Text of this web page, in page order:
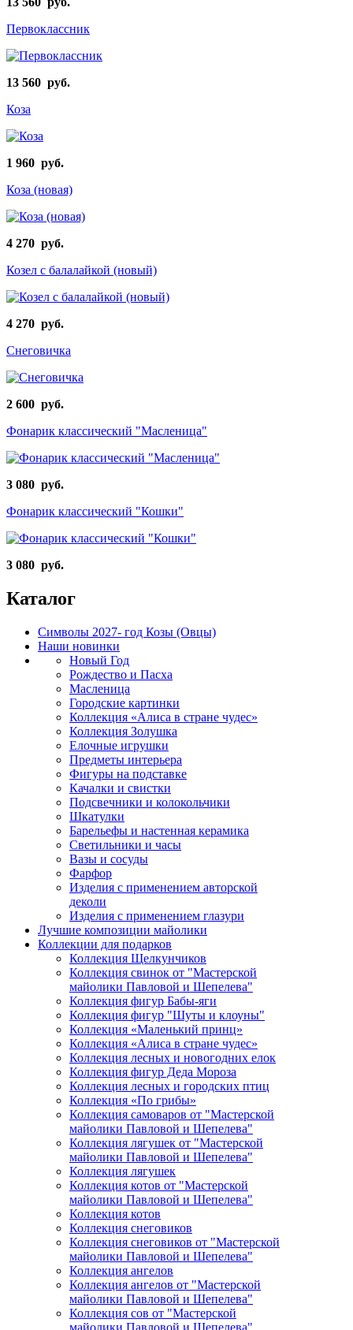
Первоклассник
13 560 руб.
Коза
1 960 руб.
Коза (новая)
4 270 руб.
Козел с балалайкой (новый)
4 270 руб.
Снеговичка
2 600 руб.
Фонарик классический "Масленица"
3 080 руб.
Фонарик классический "Кошки"
3 080 руб.
Каталог
Символы 2027- год Козы (Овцы)
Наши новинки
Новый Год
Рождество и Пасха
Масленица
Городские картинки
Коллекция «Алиса в стране чудес»
Коллекция Золушка
Елочные игрушки
Предметы интерьера
Фигуры на подставке
Качалки и свистки
Подсвечники и колокольчики
Шкатулки
Барельефы и настенная керамика
Светильники и часы
Вазы и сосуды
Фарфор
Изделия с применением авторской
деколи
Изделия с применением глазури
Лучшие композиции майолики
Коллекции для подарков
Коллекция Щелкунчиков
Коллекция свинок от "Мастерской
майолики Павловой и Шепелева"
Коллекция фигур Бабы-яги
Коллекция фигур "Шуты и клоуны"
Коллекция «Маленький принц»
Коллекция «Алиса в стране чудес»
Коллекция лесных и новогодних елок
Коллекция фигур Деда Мороза
Коллекция лесных и городских птиц
Коллекция «По грибы»
Коллекция самоваров от "Мастерской
майолики Павловой и Шепелева"
Коллекция лягушек от "Мастерской
майолики Павловой и Шепелева"
Коллекция лягушек
Коллекция котов от "Мастерской
майолики Павловой и Шепелева"
Коллекция котов
Коллекция снеговиков
Коллекция снеговиков от "Мастерской
майолики Павловой и Шепелева"
Коллекция ангелов
Коллекция ангелов от "Мастерской
майолики Павловой и Шепелева"
Коллекция сов от "Мастерской
майолики Павловой и Шепелева"